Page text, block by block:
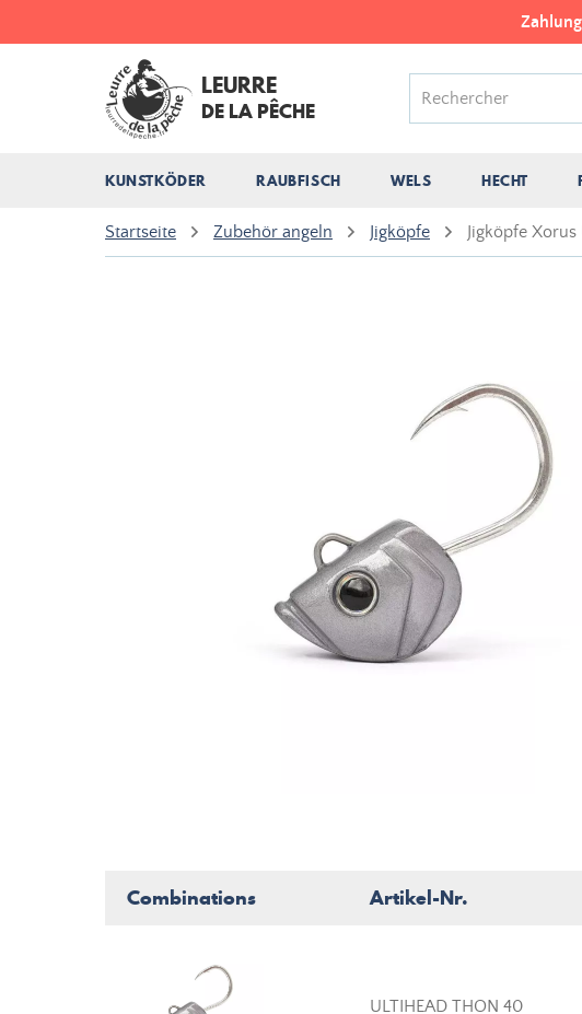
LEURRE
DE LA PÊCHE
KUNSTKÖDER RAUBFISCH WELS HECHT
Startseite Zubehör angeln Jigköpfe Jigköpfe
Combinations Artikel-Nr.
ULTIHEAD THON 40